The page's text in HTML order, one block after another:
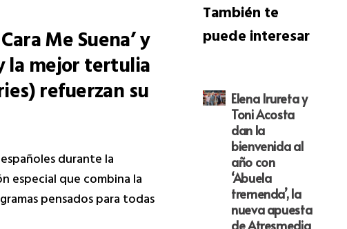
Me Suena’ y
la mejor tertulia
refuerzan su
durante la
especial que combina la
pensados para todas
También te
puede interesar
Elena Irureta y
Toni Acosta
dan la
bienvenida al
año con
‘Abuela
tremenda’, la
nueva apuesta
de Atresmedia